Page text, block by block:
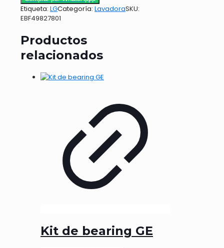
Etiqueta: LGCategoría: LavadoraSKU:
EBF49827801
Productos
relacionados
Kit de bearing GE